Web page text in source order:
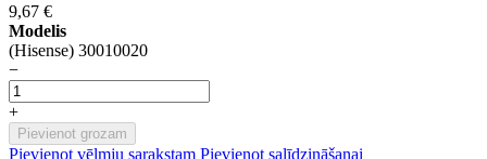
9,67 €
Modelis
(Hisense) 30010020
−
+
Pievienot grozam
Pievienot vēlmju sarakstam Pievienot salīdzināšanai